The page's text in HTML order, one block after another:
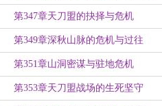
第347章天刀盟的抉择与危机
第349章深秋山脉的危机与过往
第351章山洞密谋与驻地危机
第353章天刀盟战场的生死坚守